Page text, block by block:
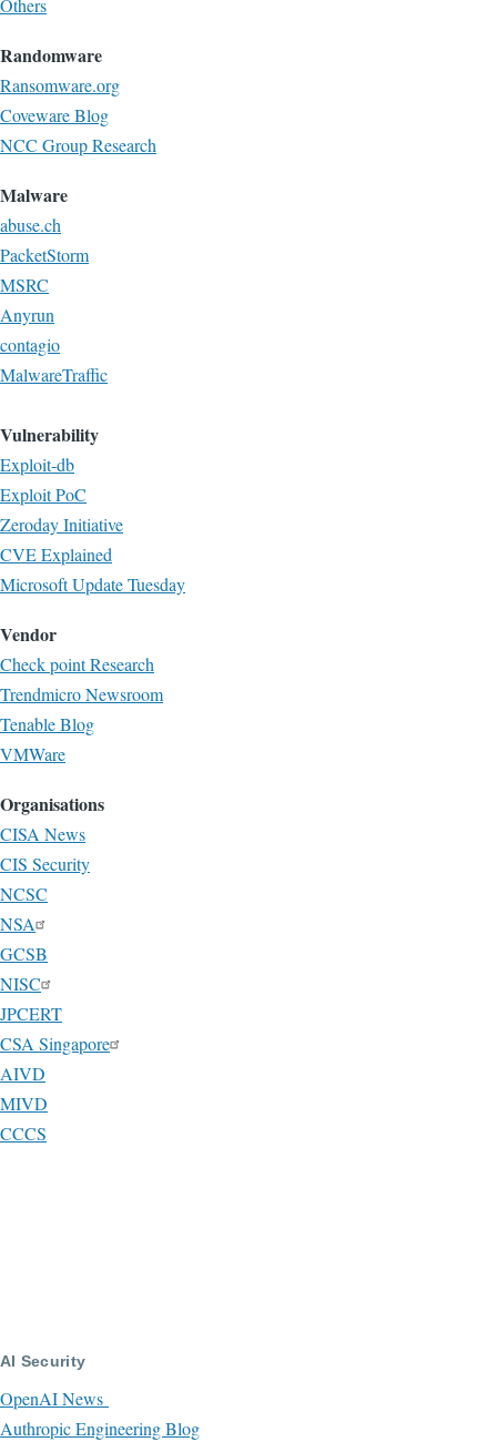
Others
Randomware
Ransomware.org
Coveware Blog
NCC Group Research
Malware
abuse.ch
PacketStorm
MSRC
Anyrun
contagio
MalwareTraffic
Vulnerability
Exploit-db
Exploit PoC
Zeroday Initiative
CVE Explained
Microsoft Update Tuesday
Vendor
Check point Research
Trendmicro Newsroom
Tenable Blog
VMWare
Organisations
CISA News
CIS Security
NCSC
NSA
GCSB
NISC
JPCERT
CSA Singapore
AIVD
MIVD
CCCS
AI Security
OpenAI News
Authropic Engineering Blog